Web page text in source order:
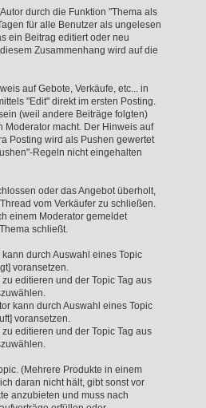
durch die Funktion "Thema als
für alle Benutzer als ungelesen
ein Beitrag editiert oder neu
Zusammenhang wird auf die
auf Gebote, Verkäufe, etc... in
"Edit" direkt im ersten Posting.
(weil andere Beiträge folgten)
Moderator macht. Der Hinweis auf
Posting wird als Pushen gewertet
Regeln nicht eingehalten
oder das Angebot überholt,
vom Verkäufer zu schließen.
einem Moderator gemeldet
schließt.
durch Auswahl eines Topic
voransetzen.
editieren und der Topic Tag aus
kann durch Auswahl eines Topic
voransetzen.
editieren und der Topic Tag aus
(Mehrere Produkte in einem
daran nicht hält, gibt sonst vor
anzubieten und muss nach